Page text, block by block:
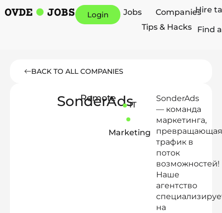
Login Jobs
Companies
Tips & Hacks
Hire
Find
BACK TO ALL COMPANIES
SonderAds
Remote
IT
Marketing
SonderAds
— команда
маркетинга,
трафик в
поток
возможностей!
Наше
агентство
на